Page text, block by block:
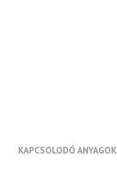
KAPCSOLODÓ ANYAGOK